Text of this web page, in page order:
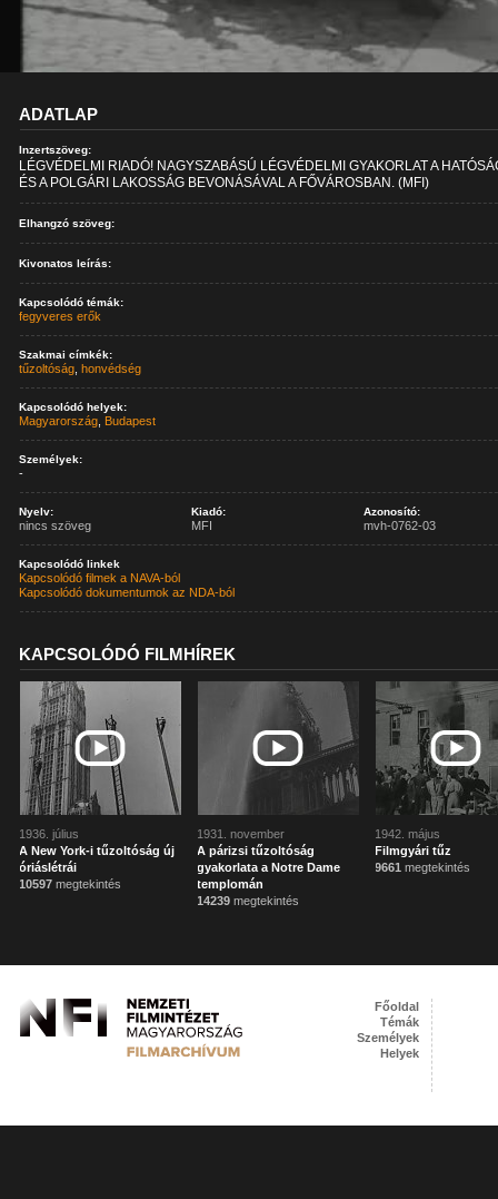
ADATLAP
Inzertszöveg:
LÉGVÉDELMI RIADÓ! NAGYSZABÁSÚ LÉGVÉDELMI GYAKORLAT A
ÉS A POLGÁRI LAKOSSÁG BEVONÁSÁVAL A FŐVÁROSBAN. (MFI)
Elhangzó szöveg:
Kivonatos leírás:
Kapcsolódó témák:
fegyveres erők
Szakmai címkék:
tűzoltóság ,honvédség
Kapcsolódó helyek:
Magyarország Budapest
Személyek:
-
Nyelv:
nincs szöveg
Kiadó:
MFI
Azonosító:
mvh-0762-03
Kapcsolódó linkek
Kapcsolódó filmek a NAVA-ból
Kapcsolódó dokumentumok az NDA-ból
KAPCSOLÓDÓ FILMHÍREK
1936. július
A New York-i tűzoltóság új
óriáslétrái
10597 megtekintés
1931. november
A párizsi tűzoltóság
gyakorlata a Notre Dame
templomán
14239 megtekintés
1942. május
Filmgyári tűz
9661 megtekintés
Főoldal
Témák
Személyek
Helyek